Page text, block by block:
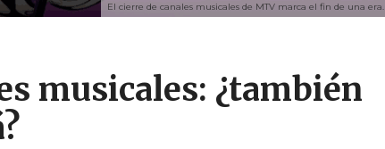
El cierre de canales musicales de MTV marca el fin de una era.
musicales: ¿también